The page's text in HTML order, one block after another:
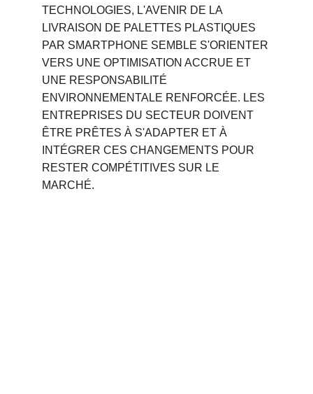
TECHNOLOGIES, L'AVENIR DE LA
LIVRAISON DE PALETTES PLASTIQUES
PAR SMARTPHONE SEMBLE S'ORIENTER
VERS UNE OPTIMISATION ACCRUE ET
UNE RESPONSABILITÉ
ENVIRONNEMENTALE RENFORCÉE. LES
ENTREPRISES DU SECTEUR DOIVENT
ÊTRE PRÊTES À S'ADAPTER ET À
INTÉGRER CES CHANGEMENTS POUR
RESTER COMPÉTITIVES SUR LE
MARCHÉ.